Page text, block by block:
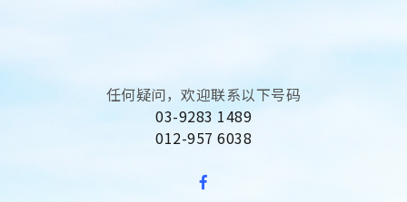
任何疑问，欢迎联系以下号码
03-9283 1489
012-957 6038